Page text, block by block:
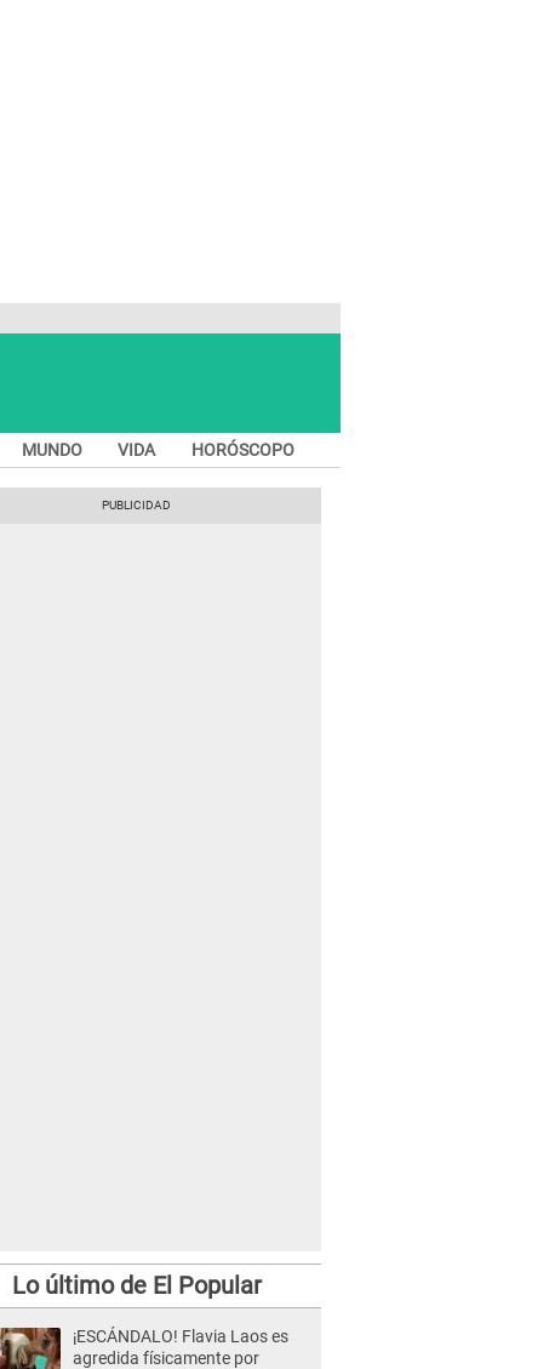
MUNDO VIDA HORÓSCOPO
Lo último de El Popular
¡ESCÁNDALO! Flavia Laos es
agredida físicamente por